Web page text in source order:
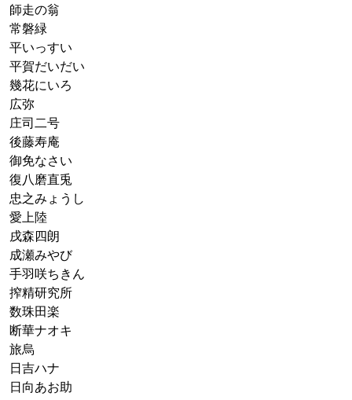
師走の翁
常磐緑
平いっすい
平賀だいだい
幾花にいろ
広弥
庄司二号
後藤寿庵
御免なさい
復八磨直兎
忠之みょうし
愛上陸
戌森四朗
成瀬みやび
手羽咲ちきん
搾精研究所
数珠田楽
断華ナオキ
旅烏
日吉ハナ
日向あお助